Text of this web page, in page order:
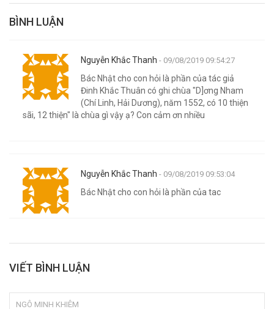
BÌNH LUẬN
Nguyễn Khắc Thanh - 09/08/2019 09:54:27
Bác Nhật cho con hỏi là phần của tác giả
Đinh Khắc Thuân có ghi chùa "D]ơng Nham
(Chí Linh, Hải Dương), năm 1552, có 10 thiện
sãi, 12 thiện" là chùa gì vậy ạ? Con cảm ơn nhiều
Nguyễn Khắc Thanh - 09/08/2019 09:53:04
Bác Nhật cho con hỏi là phần của tac
VIẾT BÌNH LUẬN